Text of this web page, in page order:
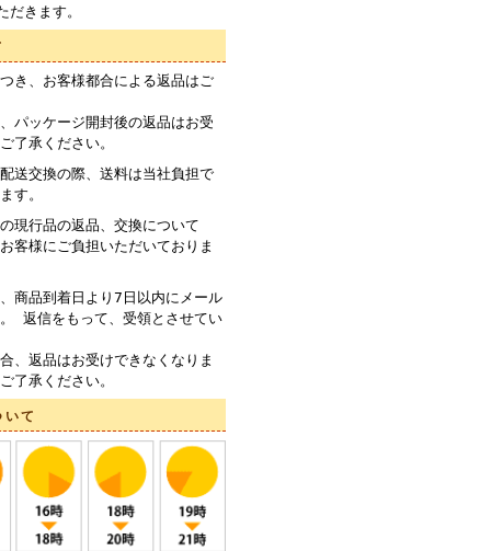
きます。
き、お客様都合による返品はご
パッケージ開封後の返品はお受
了承ください。
送交換の際、送料は当社負担で
す。
現行品の返品、交換について
客様にご負担いただいておりま
商品到着日より7日以内にメール
返信をもって、受領とさせてい
、返品はお受けできなくなりま
了承ください。
て